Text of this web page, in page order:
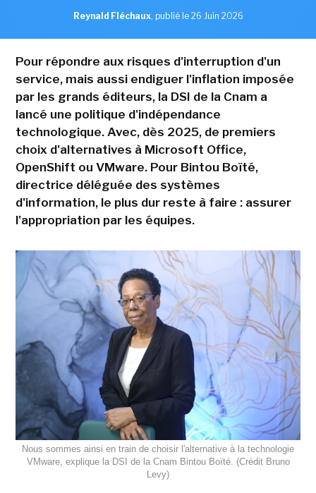
Reynald Fléchaux, publié le 26 Juin 2026
Pour répondre aux risques d'interruption d'un
service, mais aussi endiguer l'inflation imposée
par les grands éditeurs, la DSI de la Cnam a
lancé une politique d'indépendance
technologique. Avec, dès 2025, de premiers
choix d'alternatives à Microsoft Office,
OpenShift ou VMware. Pour Bintou Boïté,
directrice déléguée des systèmes
d'information, le plus dur reste à faire : assurer
l'appropriation par les équipes.
Nous sommes ainsi en train de choisir l'alternative à la technologie
VMware, explique la DSI de la Cnam Bintou Boïté. (Crédit Bruno
Levy)